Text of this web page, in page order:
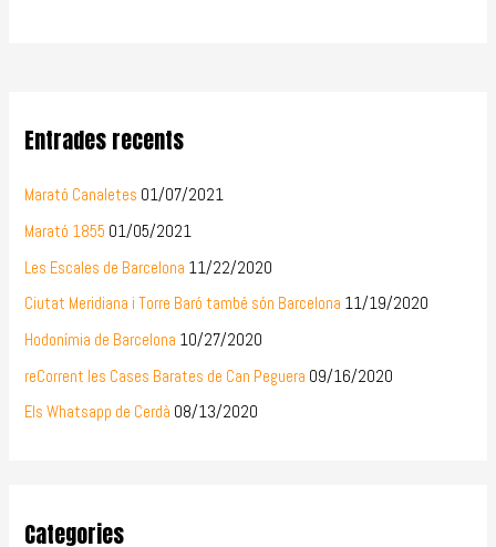
Entrades recents
Marató Canaletes 01/07/2021
Marató 1855 01/05/2021
Les Escales de Barcelona 11/22/2020
Ciutat Meridiana i Torre Baró també són Barcelona 11/19/2020
Hodonímia de Barcelona 10/27/2020
reCorrent les Cases Barates de Can Peguera 09/16/2020
Els Whatsapp de Cerdà 08/13/2020
Categories